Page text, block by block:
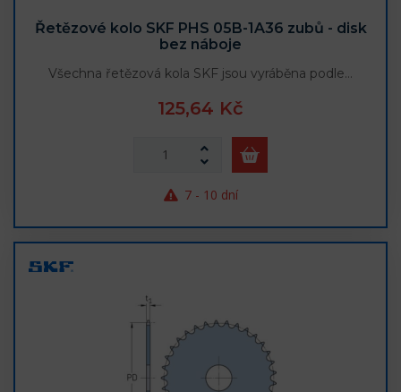
Řetězové kolo SKF PHS 05B-1A36 zubů - disk
bez náboje
Všechna řetězová kola SKF jsou vyráběna podle…
125,64 Kč
7 - 10 dní